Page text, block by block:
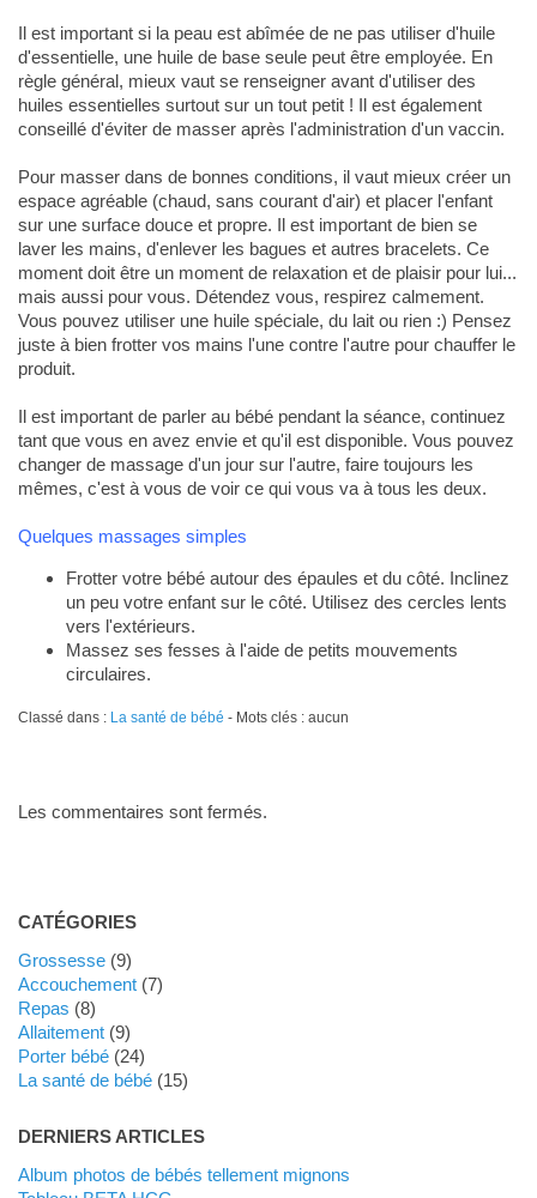
Il est important si la peau est abîmée de ne pas utiliser d'huile
d'essentielle, une huile de base seule peut être employée. En
règle général, mieux vaut se renseigner avant d'utiliser des
huiles essentielles surtout sur un tout petit ! Il est également
conseillé d'éviter de masser après l'administration d'un vaccin.
Pour masser dans de bonnes conditions, il vaut mieux créer un
espace agréable (chaud, sans courant d'air) et placer l'enfant
sur une surface douce et propre. Il est important de bien se
laver les mains, d'enlever les bagues et autres bracelets. Ce
moment doit être un moment de relaxation et de plaisir pour lui...
mais aussi pour vous. Détendez vous, respirez calmement.
Vous pouvez utiliser une huile spéciale, du lait ou rien :) Pensez
juste à bien frotter vos mains l'une contre l'autre pour chauffer le
produit.
Il est important de parler au bébé pendant la séance, continuez
tant que vous en avez envie et qu'il est disponible. Vous pouvez
changer de massage d'un jour sur l'autre, faire toujours les
mêmes, c'est à vous de voir ce qui vous va à tous les deux.
Quelques massages simples
Frotter votre bébé autour des épaules et du côté. Inclinez
un peu votre enfant sur le côté. Utilisez des cercles lents
vers l'extérieurs.
Massez ses fesses à l'aide de petits mouvements
circulaires.
Classé dans : La santé de bébé - Mots clés : aucun
Les commentaires sont fermés.
CATÉGORIES
Grossesse(9)
Accouchement(7)
Repas (8)
Allaitement(9)
Porter bébé(24)
La santé de bébé(15)
DERNIERS ARTICLES
Album photos de bébés tellement mignons